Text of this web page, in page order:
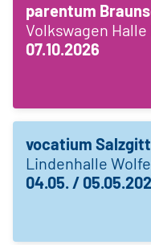
parentum
Volkswagen
07.10.2026
vocatium
Lindenhalle
04.05. /